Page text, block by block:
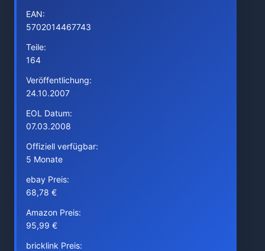
EAN:
5702014467743
Teile:
164
Veröffentlichung:
24.10.2007
EOL Datum:
07.03.2008
Offiziell verfügbar:
5 Monate
ebay Preis:
68,78 €
Amazon Preis:
95,99 €
bricklink Preis: